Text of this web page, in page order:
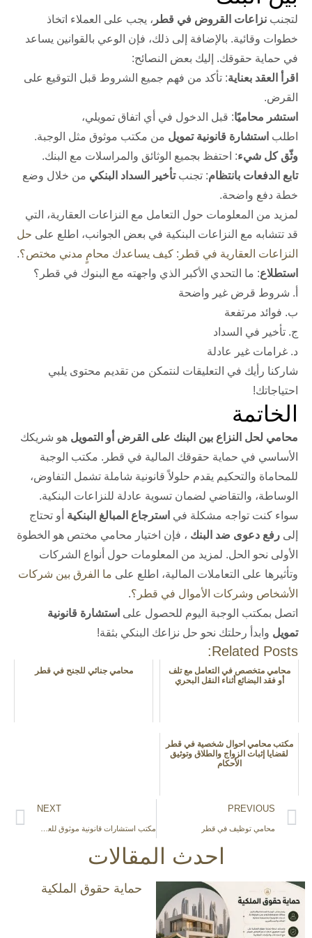
لتجنب نزاعات القروض في قطر ، يجب على العملاء اتخاذ
خطوات وقائية. بالإضافة إلى ذلك، فإن الوعي بالقوانين يساعد
في حماية حقوقك. إليك بعض النصائح:
اقرأ العقد بعناية: تأكد من فهم جميع الشروط قبل التوقيع على
القرض.
استشر محاميًا: قبل الدخول في أي اتفاق تمويلي،
اطلب استشارة قانونية تمويل من مكتب موثوق مثل الوجبة.
وثّق كل شيء: احتفظ بجميع الوثائق والمراسلات مع البنك.
تابع الدفعات بانتظام: تجنبتأخير السداد البنكي من خلال وضع
خطة دفع واضحة.
لمزيد من المعلومات حول التعامل مع النزاعات العقارية، التي
قد تتشابه مع النزاعات البنكية في بعض الجوانب، اطلع على حل
النزاعات العقارية في قطر: كيف يساعدك محامٍ مدني مختص؟.
استطلاع: ما التحدي الأكبر الذي واجهته مع البنوك في قطر؟
أ. شروط قرض غير واضحة
ب. فوائد مرتفعة
ج. تأخير في السداد
د. غرامات غير عادلة
شاركنا رأيك في التعليقات لنتمكن من تقديم محتوى يلبي
احتياجاتك!
الخاتمة
محامي لحل النزاع بين البنك على القرض أو التمويل هو شريكك
الأساسي في حماية حقوقك المالية في قطر. مكتب الوجبة
للمحاماة والتحكيم يقدم حلولاً قانونية شاملة تشمل التفاوض،
الوساطة، والتقاضي لضمان تسوية عادلة للنزاعات البنكية.
سواء كنت تواجه مشكلة في استرجاع المبالغ البنكية أو تحتاج
إلى رفع دعوى ضد البنك ، فإن اختيار محامي مختص هو الخطوة
الأولى نحو الحل. لمزيد من المعلومات حول أنواع الشركات
وتأثيرها على التعاملات المالية، اطلع على ما الفرق بين شركات
الأشخاص وشركات الأموال في قطر؟.
اتصل بمكتب الوجبة اليوم للحصول على استشارة قانونية
تمويل وابدأ رحلتك نحو حل نزاعك البنكي بثقة!
Related Posts:
محامي متخصص في التعامل مع تلف
أو فقد البضائع أثناء النقل البحري
محامي جنائي للجنح في قطر
مكتب محامي احوال شخصية في قطر
لقضايا إثبات الزواج والطلاق وتوثيق
الأحكام
PREVIOUS
محامي توظيف في قطر
NEXT
احدث المقالات
حماية حقوق الملكية